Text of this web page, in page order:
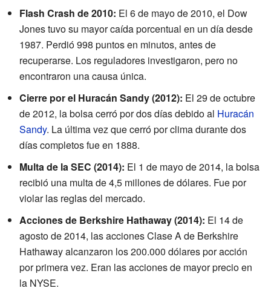
Flash Crash de 2010: El 6 de mayo de 2010, el Dow
Jones tuvo su mayor caída porcentual en un día desde
1987. Perdió 998 puntos en minutos, antes de
recuperarse. Los reguladores investigaron, pero no
encontraron una causa única.
Cierre por el Huracán Sandy (2012): El 29 de octubre
de 2012, la bolsa cerró por dos días debido al Huracán
Sandy. La última vez que cerró por clima durante dos
días completos fue en 1888.
Multa de la SEC (2014): El 1 de mayo de 2014, la bolsa
recibió una multa de 4,5 millones de dólares. Fue por
violar las reglas del mercado.
Acciones de Berkshire Hathaway (2014): El 14 de
agosto de 2014, las acciones Clase A de Berkshire
Hathaway alcanzaron los 200.000 dólares por acción
por primera vez. Eran las acciones de mayor precio en
la NYSE.